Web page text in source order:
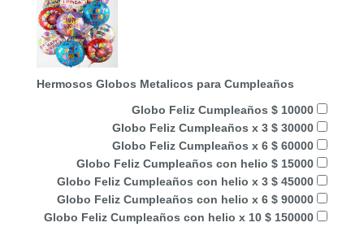
Hermosos Globos Metalicos para Cumpleaños
Globo Feliz Cumpleaños $ 10000
Globo Feliz Cumpleaños x 3 $ 30000
Globo Feliz Cumpleaños x 6 $ 60000
Globo Feliz Cumpleaños con helio $ 15000
Globo Feliz Cumpleaños con helio x 3 $ 45000
Globo Feliz Cumpleaños con helio x 6 $ 90000
Globo Feliz Cumpleaños con helio x 10 $ 150000